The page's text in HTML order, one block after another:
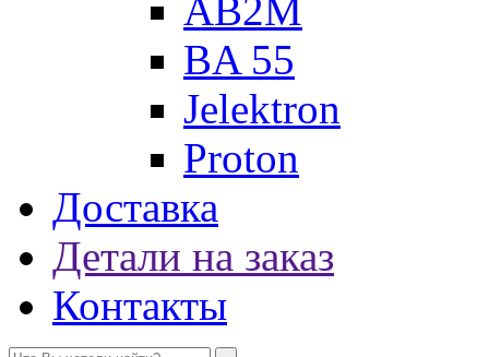
AB2M
BA 55
Jelektron
Proton
Доставка
Детали на заказ
Контакты